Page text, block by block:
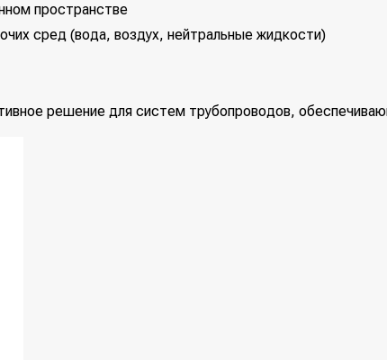
пространстве
сред (вода, воздух, нейтральные жидкости)
решение для систем трубопроводов,